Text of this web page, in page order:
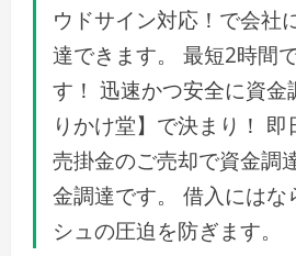
ウドサイン対応！で会社
達できます。 最短2時間
す！ 迅速かつ安全に資金
りかけ堂】で決まり！ 即
売掛金のご売却で資金調
金調達です。 借入にはな
シュの圧迫を防ぎます。